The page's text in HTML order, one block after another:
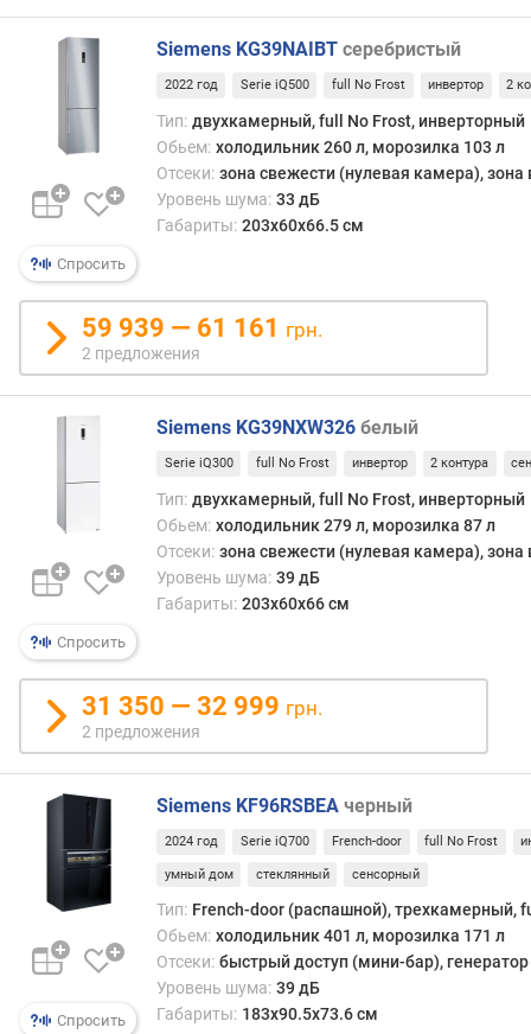
н
и
к
о
л
ч
е
с
т
д
о
ж
е
и
й
о
б
щ
и
о
ъ
м
(
Спросить
Siemens KG39NAIBT серебристый
2022 год Serie iQ500 full No Frost инвертор 2
Тип: двухкамерный, full No Frost, инверторный
Обьем: холодильник 260 л, морозилка 103 л
Отсеки: зона свежести (нулевая камера),
Уровень шума: 33 дБ
Габариты: 203x60x66.5 см
59 939 — 61 161 грн.
2 предложения
Спросить
Siemens KG39NXW326 белый
Serie iQ300 full No Frost инвертор 2 контура
Тип: двухкамерный, full No Frost, инверторный
Обьем: холодильник 279 л, морозилка 87 л
Отсеки: зона свежести (нулевая камера), зона
Уровень шума: 39 дБ
Габариты: 203x60x66 см
31 350 — 32 999 грн.
2 предложения
Спросить
Siemens KF96RSBEA черный
2024 год Serie iQ700 French-door full No Frost
умный дом стеклянный сенсорный
Тип: French-door (распашной), трехкамерный,
Обьем: холодильник 401 л, морозилка 171 л
Отсеки: быстрый доступ (мини-бар),
Уровень шума: 39 дБ
Габариты: 183x90.5x73.6 см